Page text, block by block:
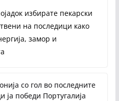
избирате пекарски
на последици како
замор и
со гол во последните
ја победи Португалија